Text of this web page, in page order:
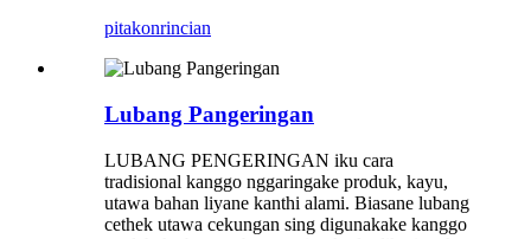
pitakonrincian
Lubang Pangeringan
LUBANG PENGERINGAN iku cara
tradisional kanggo nggaringake produk, kayu,
utawa bahan liyane kanthi alami. Biasane lubang
cethek utawa cekungan sing digunakake kanggo